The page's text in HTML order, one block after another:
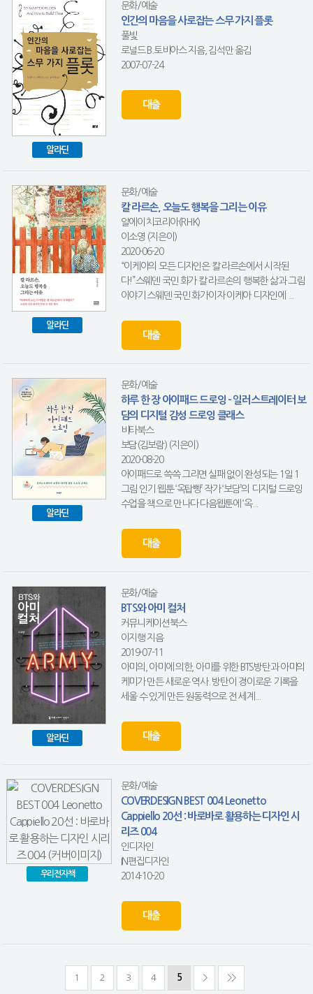
알라딘
문화/예술
인간의 마음을 사로잡는 스무 가지 플롯
풀빛
로널드 B.토비아스 지음, 김석만 옮김
2007-07-24
대출
알라딘
문화/예술
칼 라르손, 오늘도 행복을 그리는 이유
알에이치코리아(RHK)
이소영 (지은이)
2020-06-20
“이케아의 모든 디자인은 칼 라르손에서 시작된
다!”스웨덴 국민 화가 칼 라르손의 행복한 삶과 그림
이야기 스웨덴 국민 화가이자 이케아 디자인에 ...
대출
알라딘
문화/예술
하루 한 장 아이패드 드로잉 - 일러스트레이터 보
담의 디지털 감성 드로잉 클래스
비타북스
보담(김보람) (지은이)
2020-08-20
아이패드로 쓱쓱 그리면 실패 없이 완성되는 1일 1
그림 인기 웹툰 ‘옥탑빵’ 작가 ‘보담’의 디지털 드로잉
수업을 책으로 만나다 다음웹툰에 ‘옥...
대출
알라딘
문화/예술
BTS와 아미 컬처
커뮤니케이션북스
이지행 지음
2019-07-11
아미의, 아미에 의한, 아미를 위한 BTS방탄과 아미의
케미가 만든 새로운 역사. 방탄이 경이로운 기록을
세울 수 있게 만든 원동력으로 전 세계...
대출
우리전자책
문화/예술
COVERDESIGN BEST 004 Leonetto
Cappiello 20선 : 바로바로 활용하는 디자인 시
리즈 004
인디자인
IN편집디자인
2014-10-20
대출
1 2 3 4 5 > >>